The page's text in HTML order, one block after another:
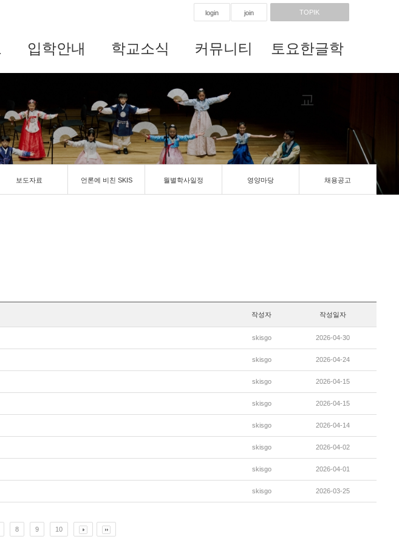
login join TOPIK
입학안내 학교소식 커뮤니티 토요한글학
교
보도자료 언론에 비친 SKIS 월별학사일정 영양마당 채용공고
작성자 작성일자
skisgo 2026-04-30
skisgo 2026-04-24
skisgo 2026-04-15
skisgo 2026-04-15
skisgo 2026-04-14
skisgo 2026-04-02
skisgo 2026-04-01
skisgo 2026-03-25
8 9 10